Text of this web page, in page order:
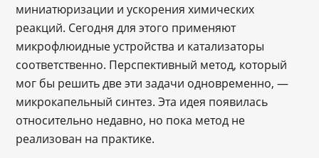
миниатюризации и ускорения химических
реакций. Сегодня для этого применяют
микрофлюидные устройства и катализаторы
соответственно. Перспективный метод, который
мог бы решить две эти задачи одновременно, —
микрокапельный синтез. Эта идея появилась
относительно недавно, но пока метод не
реализован на практике.